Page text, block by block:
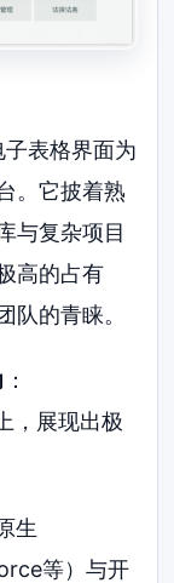
表格界面为
。它披着熟
与复杂项目
高的占有
队的青睐。
：
，展现出极
生
等）与开